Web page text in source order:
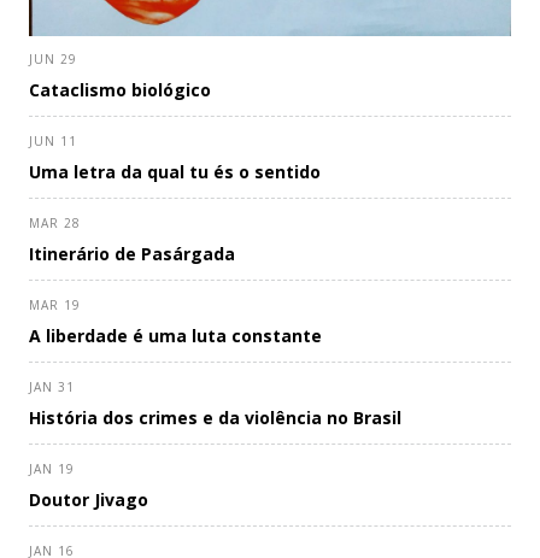
JUN 29
Cataclismo biológico
JUN 11
Uma letra da qual tu és o sentido
MAR 28
Itinerário de Pasárgada
MAR 19
A liberdade é uma luta constante
JAN 31
História dos crimes e da violência no Brasil
JAN 19
Doutor Jivago
JAN 16